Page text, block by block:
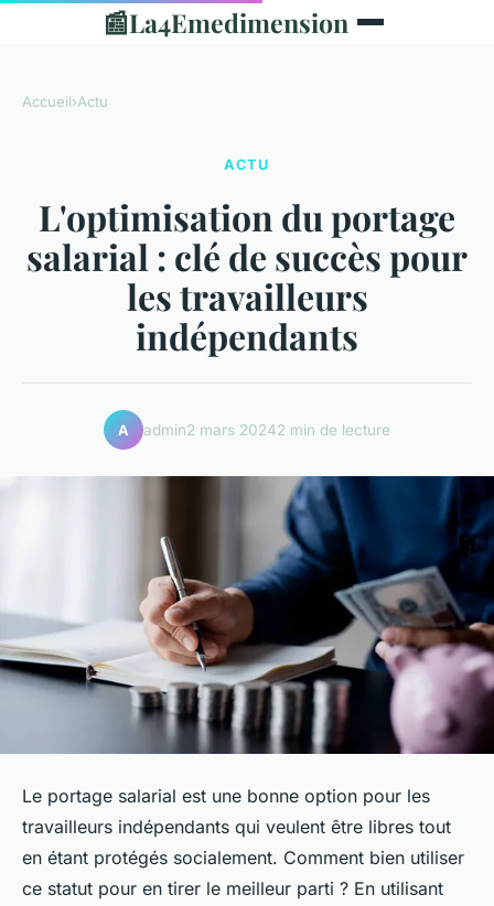
📰La4Emedimension
Accueil›Actu
ACTU
L'optimisation du portage
salarial : clé de succès pour
les travailleurs
indépendants
A admin2 mars 20242 min de lecture
Le portage salarial est une bonne option pour les
travailleurs indépendants qui veulent être libres tout
en étant protégés socialement. Comment bien utiliser
ce statut pour en tirer le meilleur parti ? En utilisant